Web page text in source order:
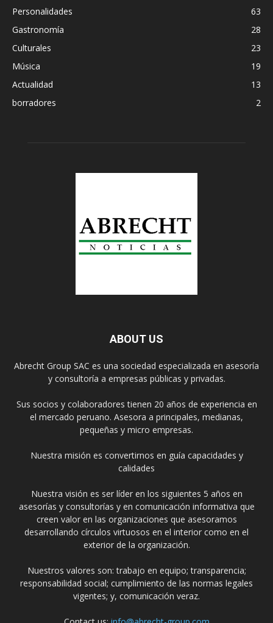
Personalidades
63
Gastronomía
28
Culturales
23
Música
19
Actualidad
13
borradores
2
ABOUT US
Abrecht Group SAC es una sociedad especializada en asesoría
y consultoría a empresas públicas y privadas.
Sus socios y colaboradores tienen 20 años de experiencia en
el mercado peruano. Asesora a principales, medianas,
pequeñas y micro empresas.
Nuestra misión es convertirnos en guía capacidades y
calidades
Nuestra visión es ser líder en los siguientes 5 años en
asesorías y consultorías y en comunicación informativa que
creen valor en las organizaciones que asesoramos
desarrollando círculos virtuosos en el interior como en el
exterior de la organización.
Nuestros valores son: trabajo en equipo; transparencia;
responsabilidad social; cumplimiento de las normas legales
vigentes; y, comunicación veraz.